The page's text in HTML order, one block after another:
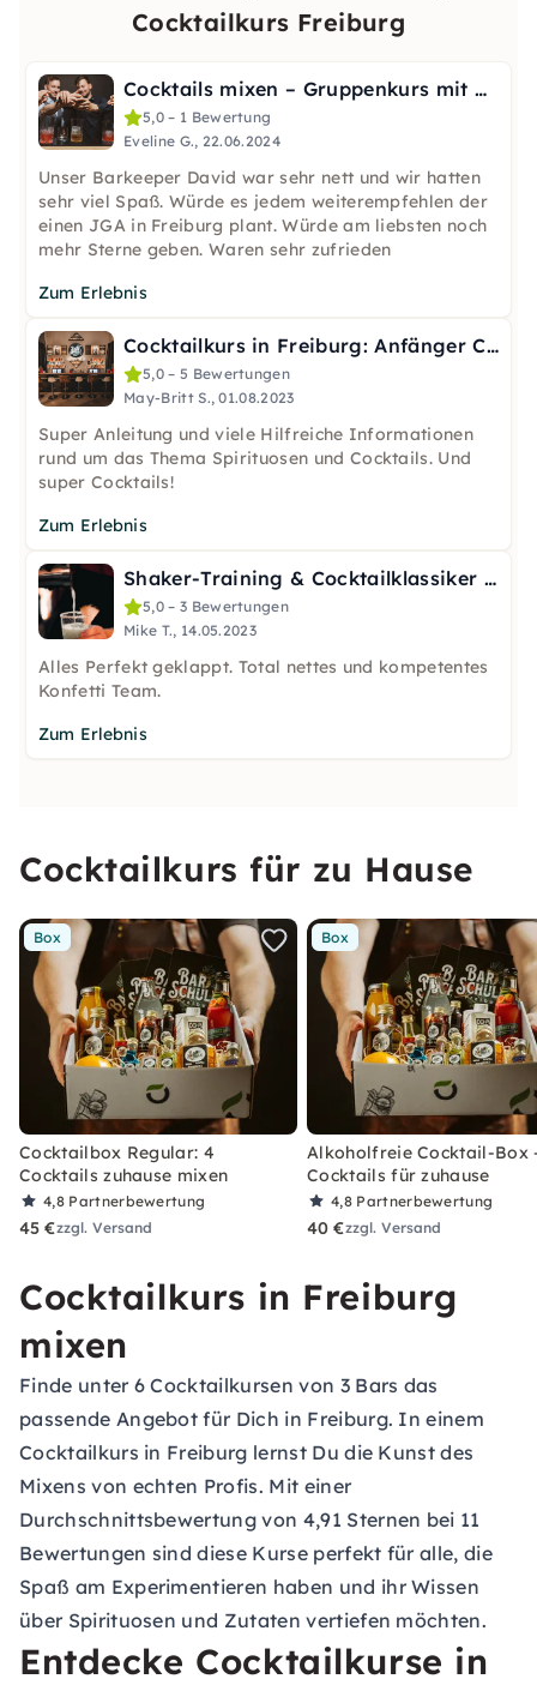
Cocktailkurs Freiburg
Cocktails mixen – Gruppenkurs mit Barkeeper in Freiburg
5,0 – 1 Bewertung
Eveline G., 22.06.2024
Unser Barkeeper David war sehr nett und wir hatten
sehr viel Spaß. Würde es jedem weiterempfehlen der
einen JGA in Freiburg plant. Würde am liebsten noch
mehr Sterne geben. Waren sehr zufrieden
Zum Erlebnis
Cocktailkurs in Freiburg: Anfänger Crashkurs
5,0 – 5 Bewertungen
May-Britt S., 01.08.2023
Super Anleitung und viele Hilfreiche Informationen
rund um das Thema Spirituosen und Cocktails. Und
super Cocktails!
Zum Erlebnis
Shaker-Training & Cocktailklassiker Workshop in Freiburg
5,0 – 3 Bewertungen
Mike T., 14.05.2023
Alles Perfekt geklappt. Total nettes und kompetentes
Konfetti Team.
Zum Erlebnis
Cocktailkurs für zu Hause
Box
Cocktailbox Regular: 4
Cocktails zuhause mixen
4,8 Partnerbewertung
45 €zzgl. Versand
Box
Alkoholfreie Cocktail-Box
Cocktails für zuhause
4,8 Partnerbewertung
40 €zzgl. Versand
Cocktailkurs in Freiburg
mixen
Finde unter 6 Cocktailkursen von 3 Bars das
passende Angebot für Dich in Freiburg. In einem
Cocktailkurs in Freiburg lernst Du die Kunst des
Mixens von echten Profis. Mit einer
Durchschnittsbewertung von 4,91 Sternen bei 11
Bewertungen sind diese Kurse perfekt für alle, die
Spaß am Experimentieren haben und ihr Wissen
über Spirituosen und Zutaten vertiefen möchten.
Entdecke Cocktailkurse in